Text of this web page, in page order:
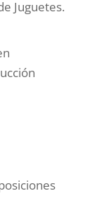
Juguetes.